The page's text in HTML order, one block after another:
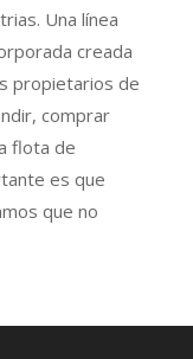
Una línea
creada
propietarios de
comprar
flota de
es que
que no